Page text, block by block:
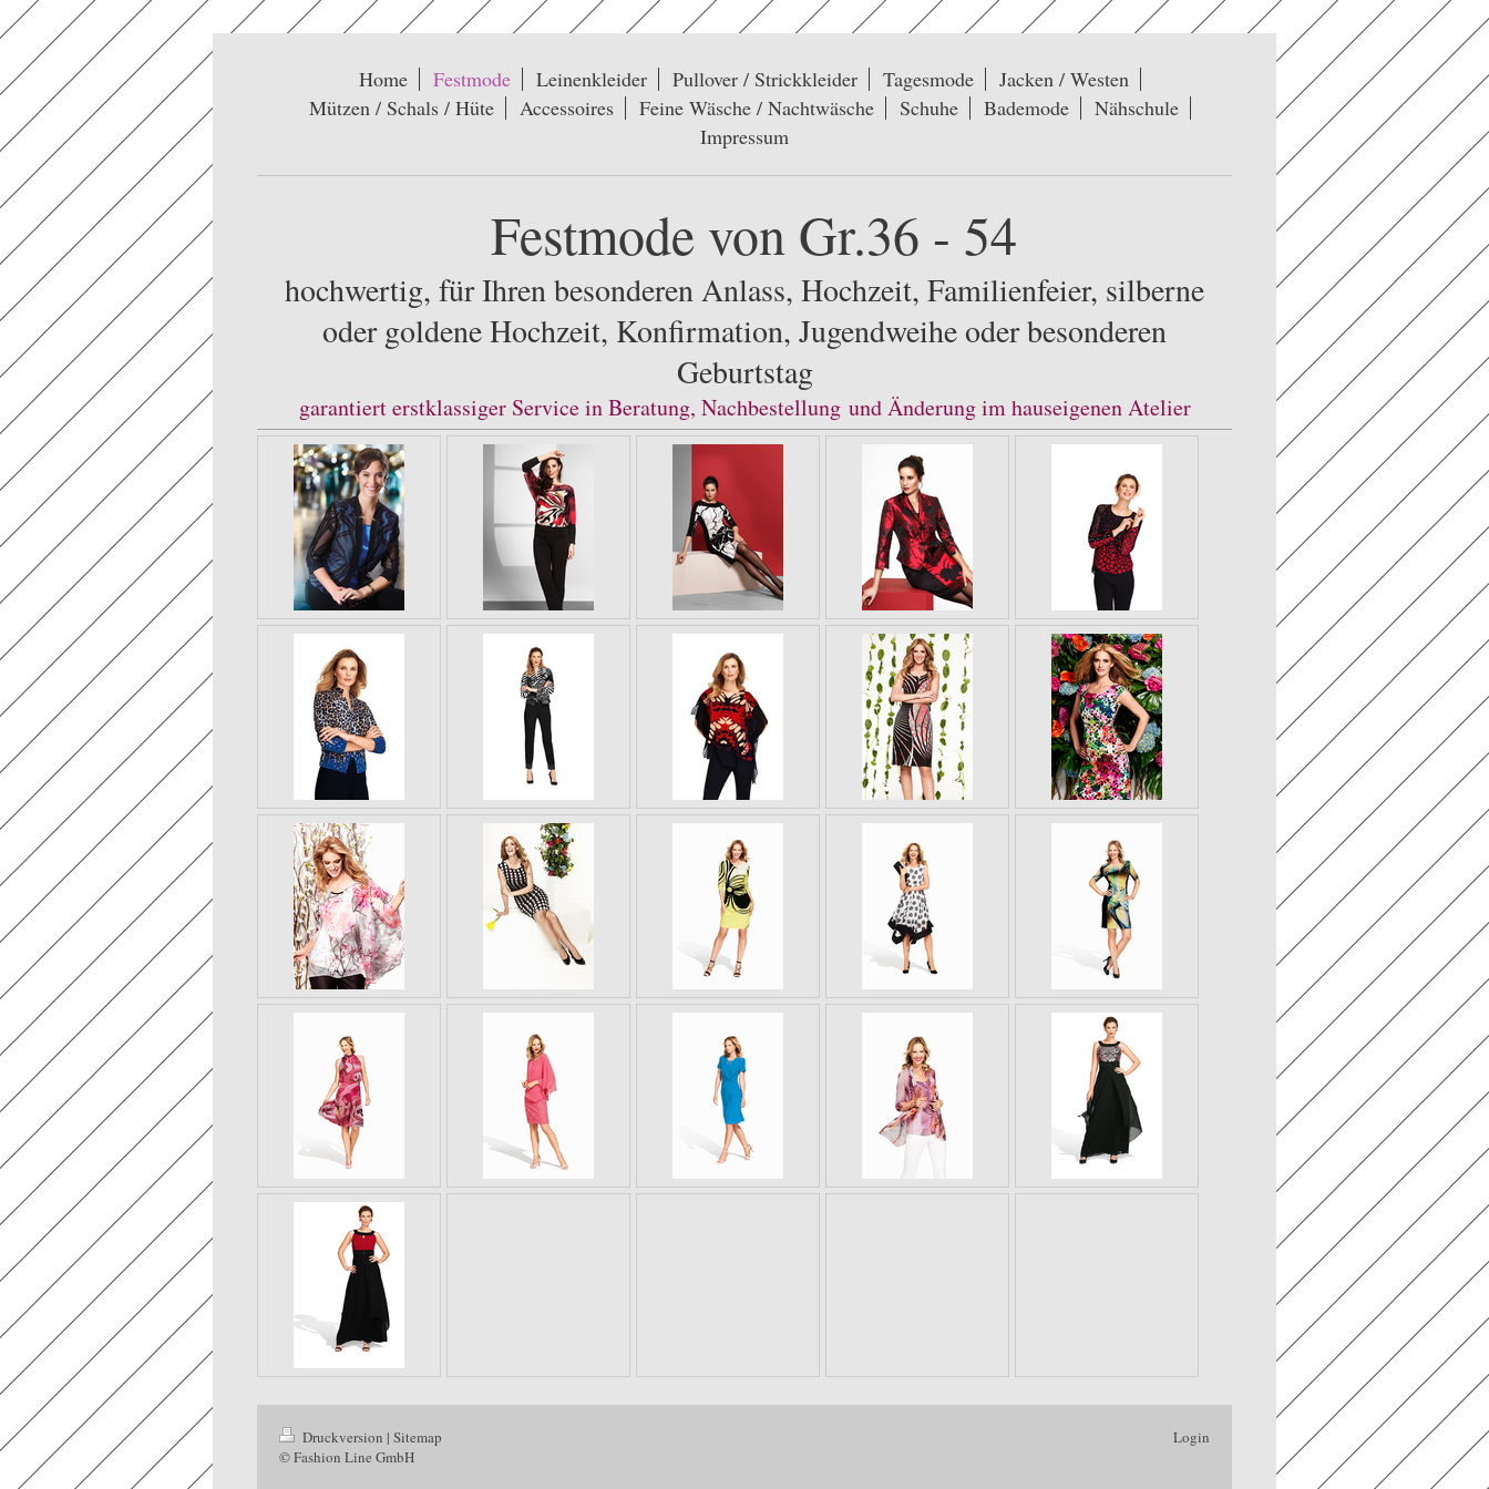
Home Festmode Leinenkleider Pullover / Strickkleider Tagesmode
Jacken / Westen
Mützen / Schals / Hüte
Accessoires Feine Wäsche / Nachtwäsche Schuhe Bademode
Nähschule
Impressum
Festmode von Gr.36 - 54
hochwertig, für Ihren besonderen Anlass, Hochzeit, Familienfeier, silberne
oder goldene Hochzeit, Konfirmation, Jugendweihe oder besonderen
Geburtstag
garantiert erstklassiger Service in Beratung, Nachbestellung und Änderung im hauseigenen Atelier
Druckversion | Sitemap
© Fashion Line GmbH
Login